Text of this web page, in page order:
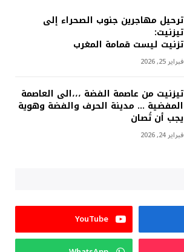
ترحيل مهاجرين جنوب الصحراء إلى
تيزنيت:
تزنيت ليست قمامة المغرب
فبراير 25, 2026
تيزنيت من عاصمة الفضة ،،،الى العاصمة
المفضية … مدينة الحرف والفضة وهوية
يجب أن تُصان
فبراير 24, 2026
YouTube